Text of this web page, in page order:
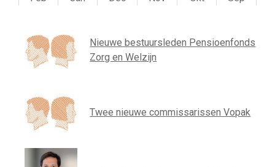
Nieuwe bestuursleden Pensioenfonds
Zorg en Welzijn
Twee nieuwe commissarissen Vopak